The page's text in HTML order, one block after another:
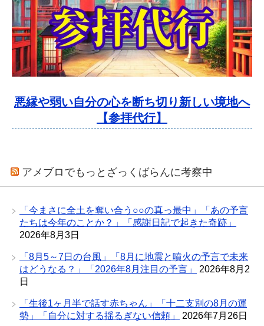
悪縁や弱い自分の心を断ち切り新しい境地へ
【参拝代行】
アメブロでもっとざっくばらんに考察中
「今まさに全土を奪い合う○○の真っ最中」「あの予言
たちは今年のことか？」「感謝日記で起きた奇跡」
2026年8月3日
「8月5～7日の台風」「8月に地震と噴火の予言で未来
はどうなる？」「2026年8月注目の予言」
2026年8月2
日
「生後1ヶ月半で話す赤ちゃん」「十二支別の8月の運
勢」「自分に対する揺るぎない信頼」
2026年7月26日